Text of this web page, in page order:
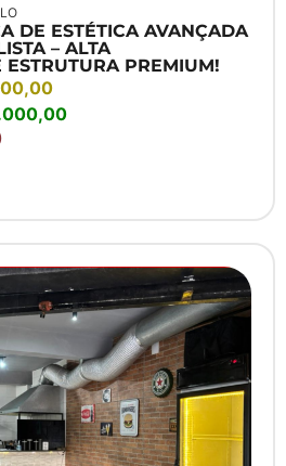
DE ESTÉTICA AVANÇADA
– ALTA
PREMIUM!